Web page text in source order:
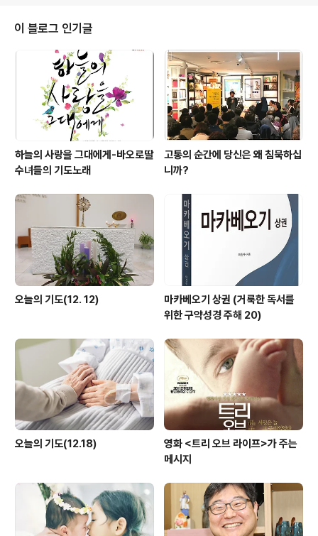
이 블로그 인기글
하늘의 사랑을 그대에게-바오로딸
수녀들의 기도노래
고통의 순간에 당신은 왜 침묵하십
니까?
오늘의 기도(12. 12)
마카베오기 상권 (거룩한 독서를
위한 구약성경 주해 20)
오늘의 기도(12.18)
영화 <트리 오브 라이프>가 주는
메시지